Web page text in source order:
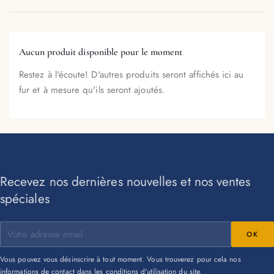
Aucun produit disponible pour le moment
Restez à l'écoute! D'autres produits seront affichés ici au
fur et à mesure qu'ils seront ajoutés.
Recevez nos dernières nouvelles et nos ventes
spéciales
Vous pouvez vous désinscrire à tout moment. Vous trouverez pour cela nos
informations de contact dans les conditions d'utilisation du site.